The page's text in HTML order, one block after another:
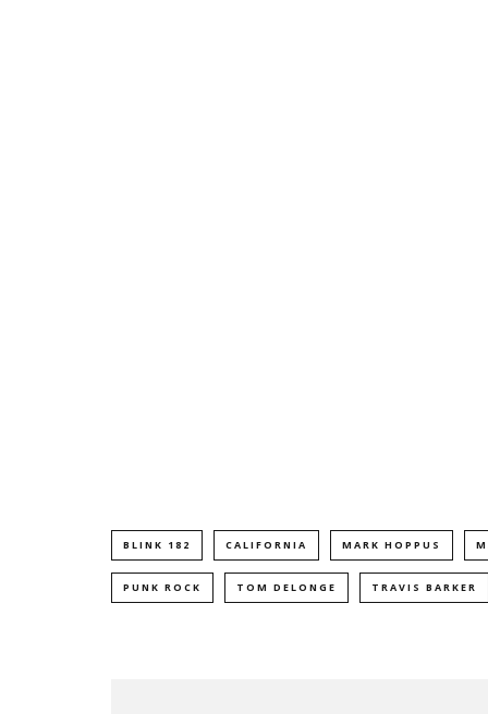
BLINK 182 CALIFORNIA MARK HOPPUS
PUNK ROCK TOM DELONGE TRAVIS BARKER